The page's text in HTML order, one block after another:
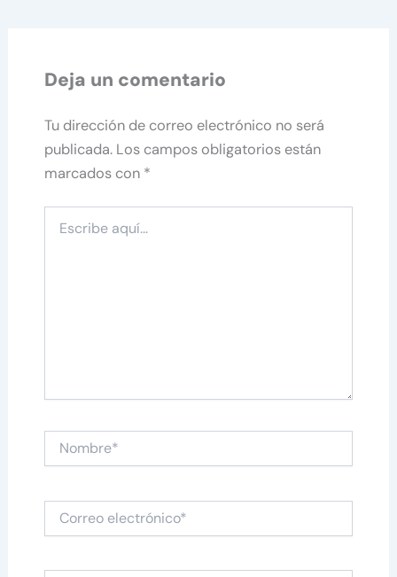
Deja un comentario
Tu dirección de correo electrónico no será
publicada. Los campos obligatorios están
marcados con *
aquí...
Nombre*
Correo
electrónico*